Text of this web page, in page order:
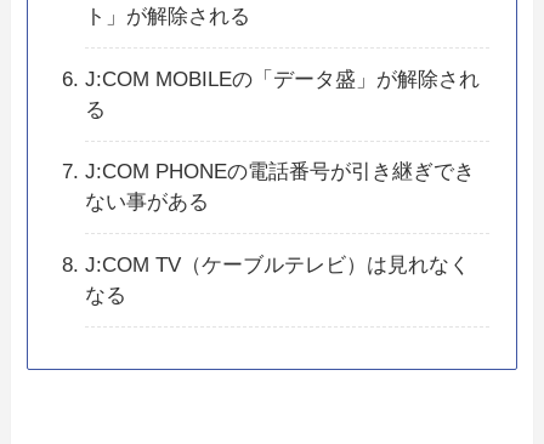
ト」が解除される
J:COM MOBILEの「データ盛」が解除され
る
J:COM PHONEの電話番号が引き継ぎでき
ない事がある
J:COM TV（ケーブルテレビ）は見れなく
なる